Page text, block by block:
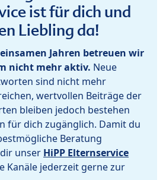
ist für dich und
Liebling da!
Jahren betreuen wir
nicht mehr aktiv. Neue
sind nicht mehr
wertvollen Beiträge der
bleiben jedoch bestehen
für dich zugänglich. Damit du
Beratung
unser HiPP Elternservice
Kanäle jederzeit gerne zur